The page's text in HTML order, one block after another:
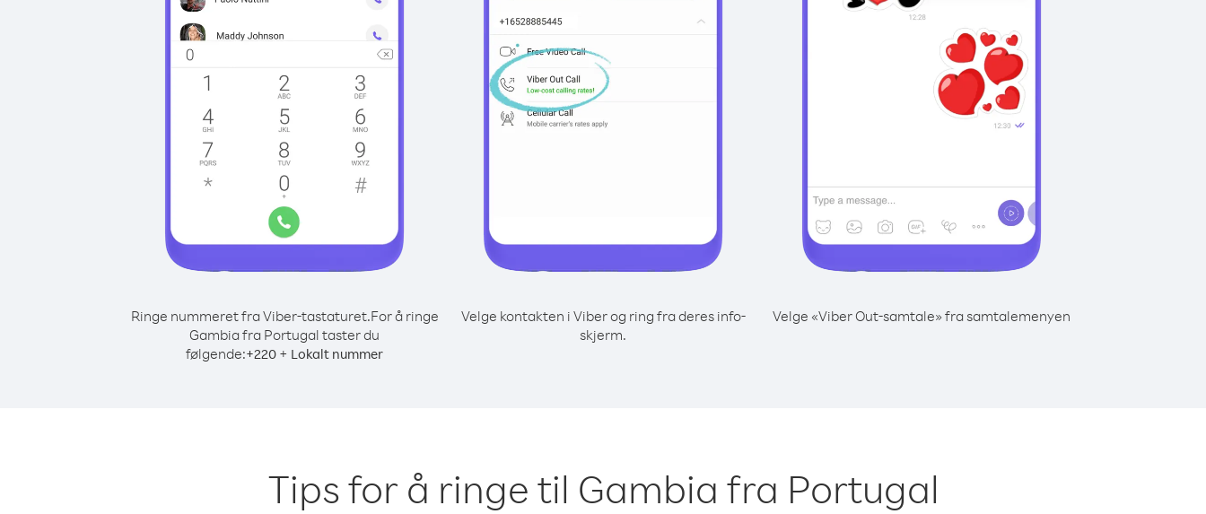
Ringe nummeret fra Viber-tastaturet.For å ringe
Gambia fra Portugal taster du
følgende:+220 + Lokalt nummer
Velge kontakten i Viber og ring fra deres info-
skjerm.
Velge «Viber Out-samtale» fra samtalemenyen
Tips for å ringe til Gambia fra Portugal